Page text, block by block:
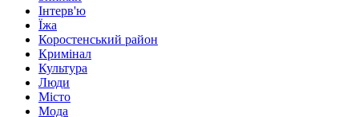
Інтерв'ю
Їжа
Коростенський район
Кримінал
Культура
Люди
Місто
Мода